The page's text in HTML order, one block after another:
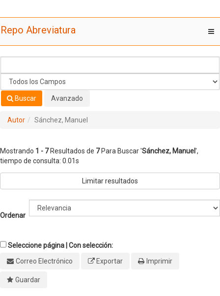
Repo Abreviatura
Buscar Avanzado
Autor Sánchez, Manuel
Mostrando 1 - 7Resultados de 7Para Buscar 'Sánchez, Manuel',
tiempo de consulta: 0.01s
Limitar resultados
Ordenar
Seleccione página | Con selección:
Correo Electrónico
Exportar Imprimir
Guardar